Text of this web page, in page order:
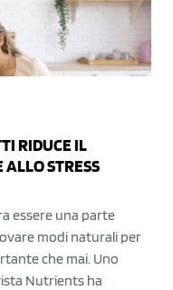
RIDUCE IL
STRESS
essere una parte
modi naturali per
che mai. Uno
Nutrients ha